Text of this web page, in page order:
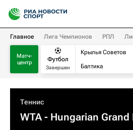
Главное Лига Чемпионов РПЛ
Матч-
центр
Футбол
Завершен
Крылья Советов
Балтика
Теннис
WTA- Hungarian Grand